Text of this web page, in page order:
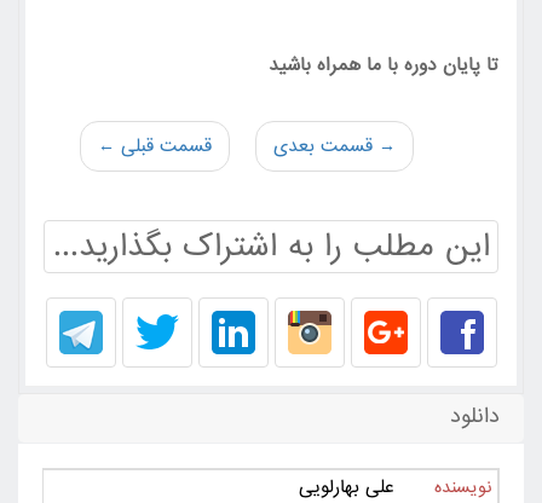
تا پایان دوره با ما همراه باشید
قسمت قبلی ← → قسمت بعدی
این مطلب را به اشتراک بگذارید...
دانلود
نویسنده علی بهارلویی